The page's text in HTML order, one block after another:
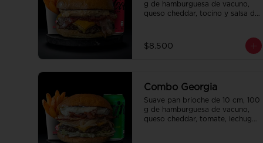
g de hamburguesa de vacuno,
queso cheddar, tocino y salsa de
salsa de la casa de regalo a
elección y una bebida de 350 cc
$8.500
Combo Georgia
Suave pan brioche de 10 cm, 100
g de hamburguesa de vacuno,
queso cheddar, tomate, lechuga,